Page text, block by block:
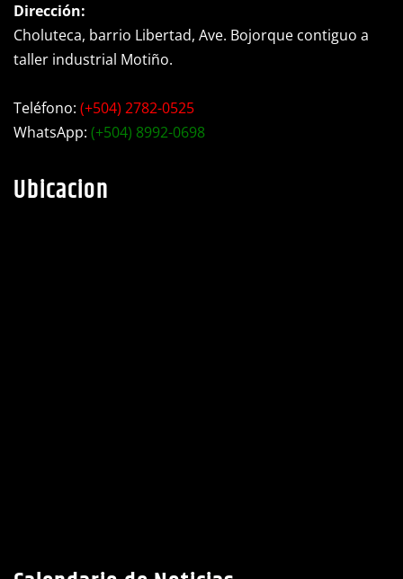
Dirección:
Choluteca, barrio Libertad, Ave. Bojorque contiguo a
taller industrial Motiño.
Teléfono: (+504) 2782-0525
WhatsApp: (+504) 8992-0698
Ubicacion